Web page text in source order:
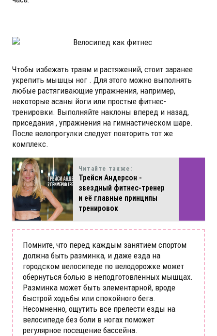
Чтобы избежать травм и растяжений, стоит заранее
укрепить мышцы ног . Для этого можно выполнять
любые растягивающие упражнения, например,
некоторые асаны йоги или простые фитнес-
тренировки. Выполняйте наклоны вперед и назад,
приседания , упражнения на гимнастическом шаре.
После велопрогулки следует повторить тот же
комплекс.
Читайте также:
Трейси Андерсон -
звездный фитнес-тренер
и её главные принципы
тренировок
Помните, что перед каждым занятием спортом
должна быть разминка, и даже езда на
городском велосипеде по велодорожке может
обернуться болью в неподготовленных мышцах.
Разминка может быть элементарной, вроде
быстрой ходьбы или спокойного бега.
Несомненно, ощутить все прелести езды на
велосипеде без боли в ногах поможет
регулярное посещение бассейна.